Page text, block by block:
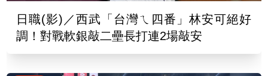
日職(影)／西武「台灣ㄟ四番」林安可絕好
調！對戰軟銀敲二壘長打連2場敲安